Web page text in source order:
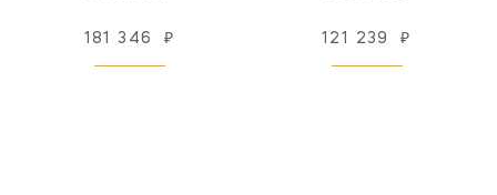
181 346 ₽ 121 239 ₽